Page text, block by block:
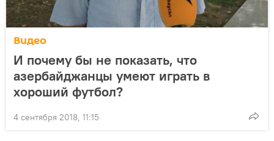
Видео
И почему бы не показать, что
азербайджанцы умеют играть в
хороший футбол?
4 сентября 2018, 11:15